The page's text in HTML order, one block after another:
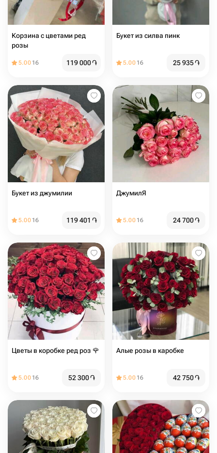
Корзина с цветами ред
розы
5.00 16 119 000֏
Букет из силва пинк
5.00 16 25 935֏
Букет из джумилии
5.00 16 119 401 ֏
ДжумилЯ
5.00 16 24 700֏
Цветы в коробке ред роз 🌹
5.00 16 52 300֏
Алые розы в каробке
5.00 16 42 750֏